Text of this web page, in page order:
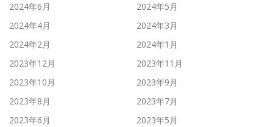
2024年6月
2024年5月
2024年4月
2024年3月
2024年2月
2024年1月
2023年12月
2023年11月
2023年10月
2023年9月
2023年8月
2023年7月
2023年6月
2023年5月